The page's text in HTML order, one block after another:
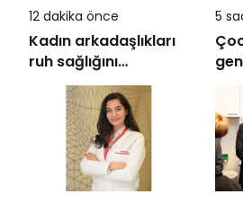
12 dakika önce
Kadın arkadaşlıkları
ruh sağlığını
güçlendiriyor!
5